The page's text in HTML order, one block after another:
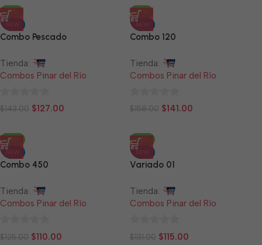
5
5
-11%
Combo Pescado
Tienda:
Combos Pinar del Río
0
5
$143.00 $127.00
-11%
Combo 120
Tienda:
Combos Pinar del Río
0
5
$158.00 $141.00
-12%
Combo 450
Tienda:
Combos Pinar del Río
0
$125.00 $110.00
-12%
Variado 01
Tienda:
Combos Pinar del Río
0
$131.00 $115.00